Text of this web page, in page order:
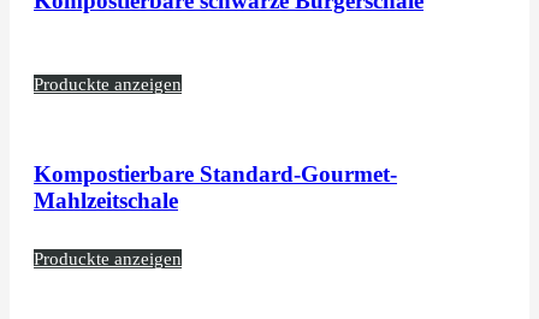
Produckte anzeigen
Kompostierbare Standard-Gourmet-
Mahlzeitschale
Produckte anzeigen